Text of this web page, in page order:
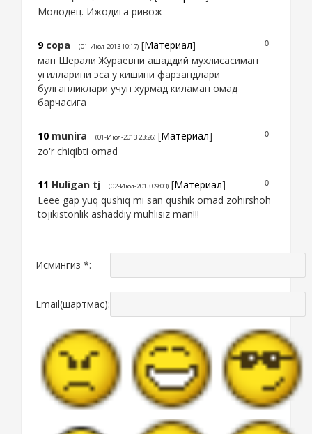
Молодец. Ижодига ривож
0
9 сора (01-Июл-2013 10:17) [Материал]
ман Шерали Жураевни ашаддий мухлисасиман
угилларини эса у кишини фарзандлари
булганликлари учун хурмад киламан омад
барчасига
0
10 munira (01-Июл-2013 23:26) [Материал]
zo'r chiqibti omad
0
11 Huligan tj (02-Июл-2013 09:03) [Материал]
Eeee gap yuq qushiq mi san qushik omad zohirshoh
tojikistonlik ashaddiy muhlisiz man!!!
Исмингиз *:
Email(шартмас):